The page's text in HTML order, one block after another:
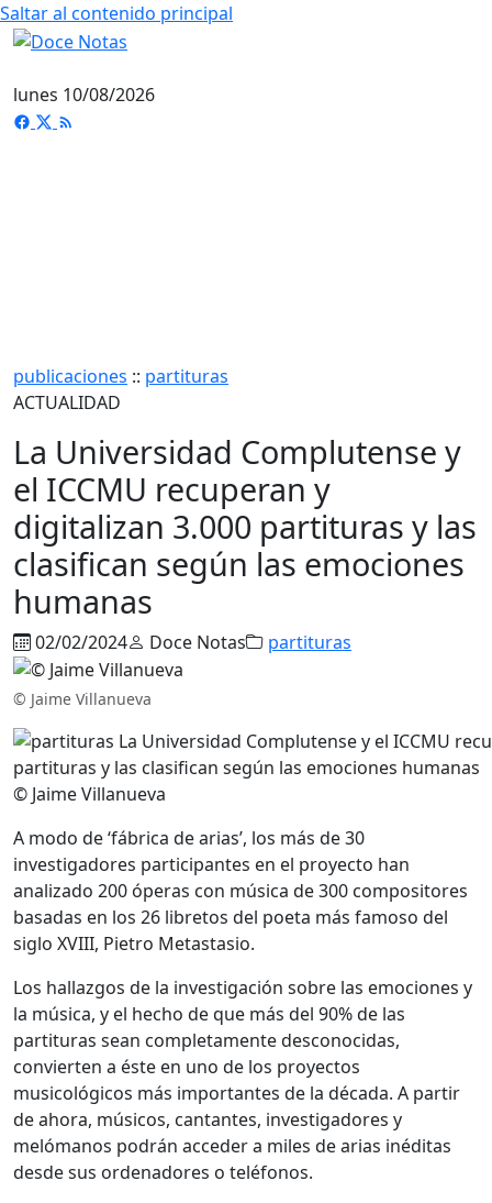
Saltar al contenido principal
lunes 10/08/2026
publicaciones :: partituras
ACTUALIDAD
La Universidad Complutense y
el ICCMU recuperan y
digitalizan 3.000 partituras y las
clasifican según las emociones
humanas
02/02/2024 Doce Notas partituras
© Jaime Villanueva
© Jaime Villanueva
A modo de ‘fábrica de arias’, los más de 30
investigadores participantes en el proyecto han
analizado 200 óperas con música de 300 compositores
basadas en los 26 libretos del poeta más famoso del
siglo XVIII, Pietro Metastasio.
Los hallazgos de la investigación sobre las emociones y
la música, y el hecho de que más del 90% de las
partituras sean completamente desconocidas,
convierten a éste en uno de los proyectos
musicológicos más importantes de la década. A partir
de ahora, músicos, cantantes, investigadores y
melómanos podrán acceder a miles de arias inéditas
desde sus ordenadores o teléfonos.